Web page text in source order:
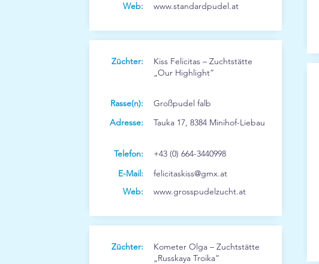
Web:
www.standardpudel.at
Züchter:
Kiss Felicitas – Zuchtstätte
„Our Highlight“
Rasse(n):
Adresse:
Großpudel falb
Tauka 17, 8384 Minihof-Liebau
Telefon:
+43 (0) 664-3440998
E-Mail:
Web:
felicitaskiss@gmx.at
www.grosspudelzucht.at
Züchter:
Kometer Olga – Zuchtstätte
„Russkaya Troika“